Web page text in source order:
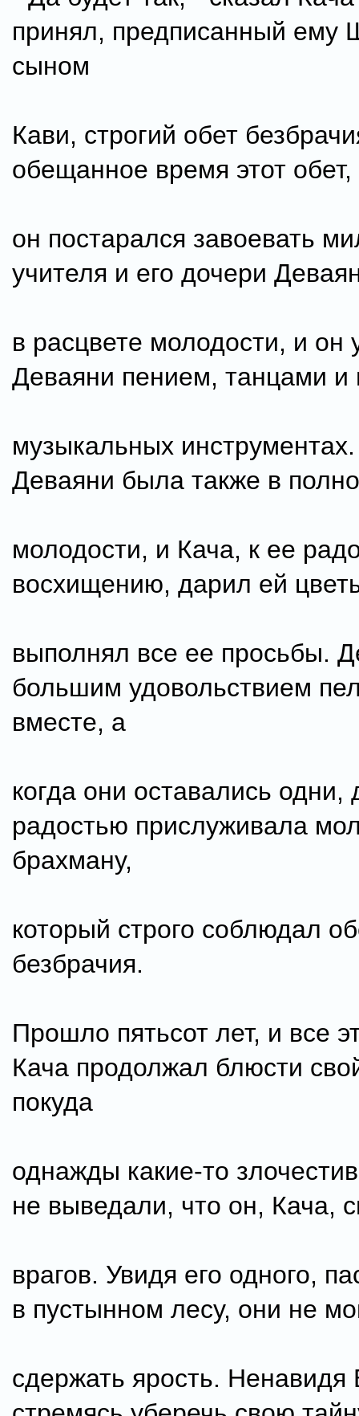
принял, предписанный ему
сыном
Кави, строгий обет
обещанное время этот
он постарался завоевать
учителя и его дочери
в расцвете молодости, и он
Деваяни пением, танцами и
музыкальных
Деваяни была также в
молодости, и Кача, к ее
восхищению, дарил ей
выполнял все ее просьбы.
большим удовольствием
вместе, а
когда они оставались одни,
радостью прислуживала
брахману,
который строго соблюдал
безбрачия.
Прошло пятьсот лет, и все
Кача продолжал блюсти
покуда
однажды какие-то
не выведали, что он, Кача,
врагов. Увидя его одного,
в пустынном лесу, они не
сдержать ярость. Ненавидя